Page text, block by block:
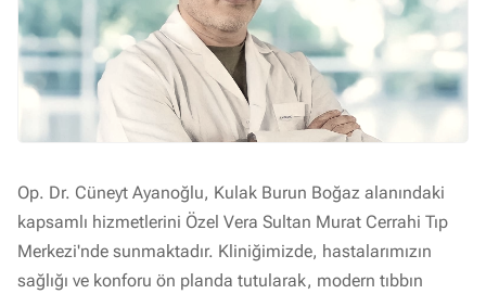
Op. Dr. Cüneyt Ayanoğlu, Kulak Burun Boğaz alanındaki
kapsamlı hizmetlerini Özel Vera Sultan Murat Cerrahi Tıp
Merkezi'nde sunmaktadır. Kliniğimizde, hastalarımızın
sağlığı ve konforu ön planda tutularak, modern tıbbın